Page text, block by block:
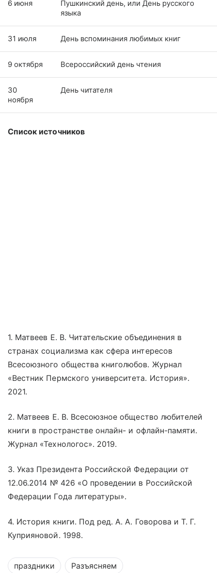
6 июня
Пушкинский день, или День русского
языка
31 июля День вспоминания любимых книг
9 октября Всероссийский день чтения
30
ноября
День читателя
Список источников
1. Матвеев Е. В. Читательские объединения в
странах социализма как сфера интересов
Всесоюзного общества книголюбов. Журнал
«Вестник Пермского университета. История».
2021.
2. Матвеев Е. В. Всесоюзное общество любителей
книги в пространствеонлайн- и офлайн-памяти.
Журнал «Технологос». 2019.
3. Указ Президента Российской Федерации от
12.06.2014 № 426 «О проведении в Российской
Федерации Года литературы».
4. История книги. Под ред. А. А. Говорова и Т. Г.
Куприяновой. 1998.
праздники Разъясняем